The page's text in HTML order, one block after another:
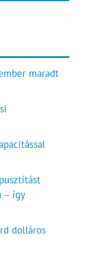
maradt
– így
dolláros